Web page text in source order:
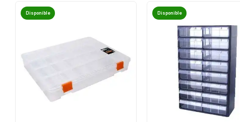
Disponible Disponible